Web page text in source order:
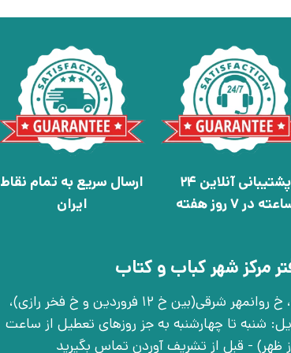
پشتیبانی آنلاین 24
در 7 روز هفته
ارسال سریع به تمام نقاط
ایران
مرکز شهر کباب و کتاب
تهران، خ انقلاب، خ 12 فروردین، خ روانمهر شرقی(بین خ 12 فروردین و خ فخر رازی)،
1 - زمان تحویل: شنبه تا چهارشنبه به جز روزهای تعطیل از ساعت